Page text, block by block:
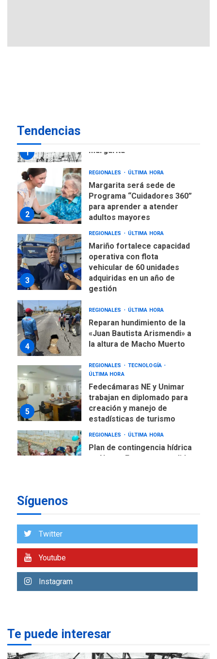
Tendencias
1
Margarita
2
REGIONALES ÚLTIMA HORA
Margarita será sede de
Programa “Cuidadores 360”
para aprender a atender
adultos mayores
3
REGIONALES ÚLTIMA HORA
Mariño fortalece capacidad
operativa con flota
vehicular de 60 unidades
adquiridas en un año de
gestión
4
REGIONALES ÚLTIMA HORA
Reparan hundimiento de la
«Juan Bautista Arismendi» a
la altura de Macho Muerto
5
REGIONALES
TECNOLOGÍA
ÚLTIMA HORA
Fedecámaras NE y Unimar
trabajan en diplomado para
creación y manejo de
estadísticas de turismo
REGIONALES ÚLTIMA HORA
Plan de contingencia hídrica
en Nueva Esparta consolida
7
Margarita será sede de
para aprender a atender
Síguenos
Twitter
Youtube
Instagram
Te puede interesar